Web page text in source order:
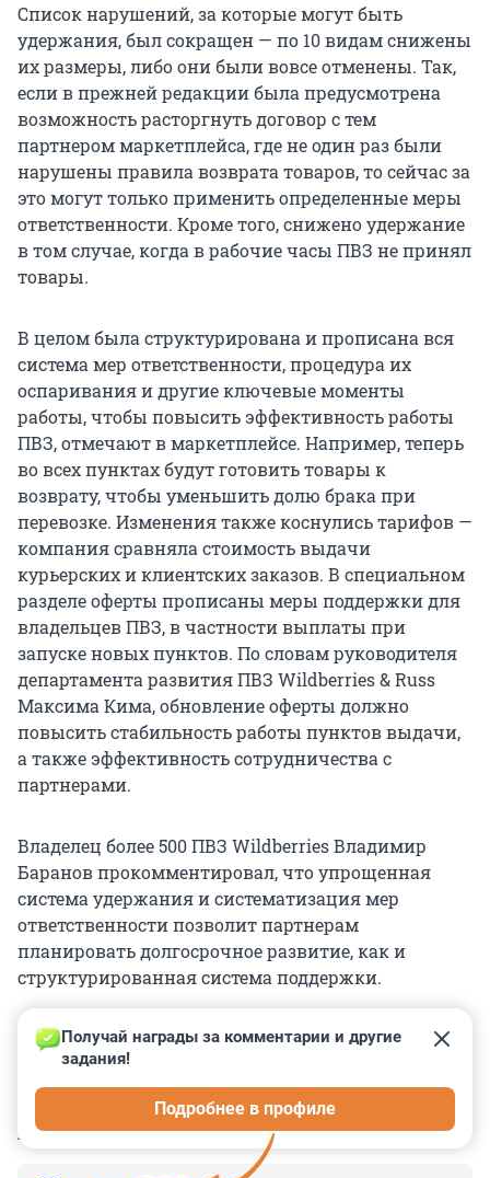
Список нарушений, за которые могут быть
удержания, был сокращен — по 10 видам снижены
их размеры, либо они были вовсе отменены. Так,
если в прежней редакции была предусмотрена
возможность расторгнуть договор с тем
партнером маркетплейса, где не один раз были
нарушены правила возврата товаров, то сейчас за
это могут только применить определенные меры
ответственности. Кроме того, снижено удержание
в том случае, когда в рабочие часы ПВЗ не принял
товары.
В целом была структурирована и прописана вся
система мер ответственности, процедура их
оспаривания и другие ключевые моменты
работы, чтобы повысить эффективность работы
ПВЗ, отмечают в маркетплейсе. Например, теперь
во всех пунктах будут готовить товары к
возврату, чтобы уменьшить долю брака при
перевозке. Изменения также коснулись тарифов —
компания сравняла стоимость выдачи
курьерских и клиентских заказов. В специальном
разделе оферты прописаны меры поддержки для
владельцев ПВЗ, в частности выплаты при
запуске новых пунктов. По словам руководителя
департамента развития ПВЗ Wildberries & Russ
Максима Кима, обновление оферты должно
повысить стабильность работы пунктов выдачи,
а также эффективность сотрудничества с
партнерами.
Владелец более 500 ПВЗ Wildberries Владимир
Баранов прокомментировал, что упрощенная
система удержания и систематизация мер
ответственности позволит партнерам
планировать долгосрочное развитие, как и
структурированная система поддержки.
КОММЕНТАРИИ 1
Получай награды за комментарии и другие
задания!
Подробнее в профиле